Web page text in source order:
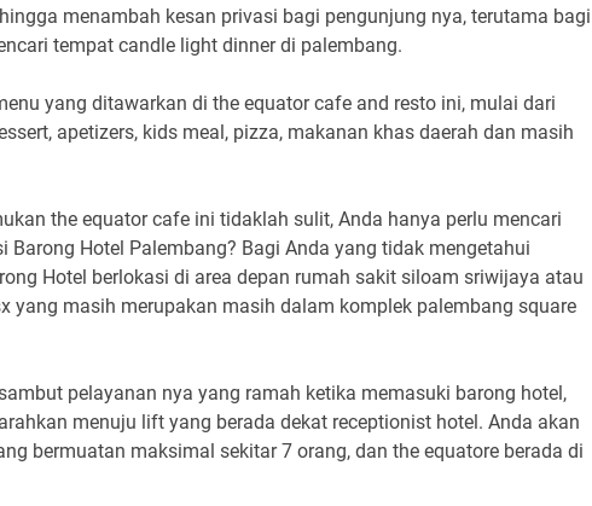
menambah kesan privasi bagi pengunjung nya, terutama bagi
tempat candle light dinner di palembang.
yang ditawarkan di the equator cafe and resto ini, mulai dari
apetizers, kids meal, pizza, makanan khas daerah dan masih
the equator cafe ini tidaklah sulit, Anda hanya perlu mencari
Barong Hotel Palembang? Bagi Anda yang tidak mengetahui
Hotel berlokasi di area depan rumah sakit siloam sriwijaya atau
yang masih merupakan masih dalam komplek palembang square
pelayanan nya yang ramah ketika memasuki barong hotel,
menuju lift yang berada dekat receptionist hotel. Anda akan
bermuatan maksimal sekitar 7 orang, dan the equatore berada di